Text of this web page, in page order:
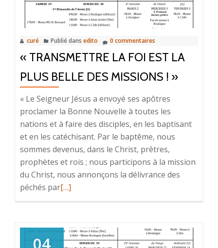
DE
L’ÉVEIL…
curé Publié dans edito 0 commentaires
« TRANSMETTRE LA FOI EST LA
PLUS BELLE DES MISSIONS ! »
« Le Seigneur Jésus a envoyé ses apôtres
proclamer la Bonne Nouvelle à toutes les
nations et à faire des disciples, en les baptisant
et en les catéchisant. Par le baptême, nous
sommes devenus, dans le Christ, prêtres,
prophètes et rois ; nous participons à la mission
du Christ, nous annonçons la délivrance des
péchés parEn
sur«
TRANSMETTRE
[…]
04